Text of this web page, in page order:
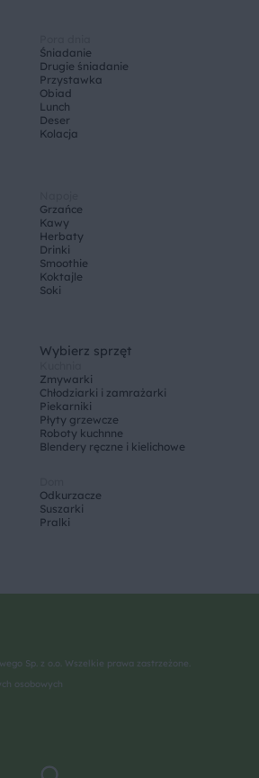
Śniadanie
Drugie śniadanie
Przystawka
Obiad
Lunch
Deser
Kolacja
Grzańce
Kawy
Herbaty
Drinki
Smoothie
Koktajle
Soki
Wybierz sprzęt
Zmywarki
Chłodziarki i zamrażarki
Piekarniki
Płyty grzewcze
Roboty kuchnne
Blendery ręczne i kielichowe
Odkurzacze
Suszarki
Pralki
Sp. z o.o. Wszelkie prawa zastrzeżone.
osobowych